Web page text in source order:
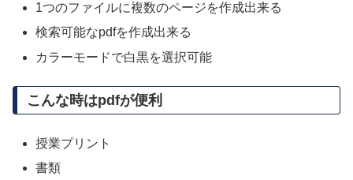
1つのファイルに複数のページを作成出来る
検索可能なpdfを作成出来る
カラーモードで白黒を選択可能
こんな時はpdfが便利
授業プリント
書類